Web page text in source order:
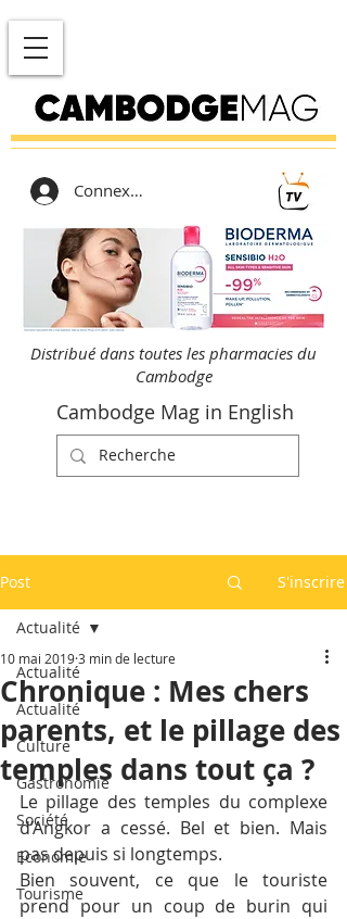
Connexion
Distribué dans toutes les pharmacies du
Cambodge
Cambodge Mag in English
Post S'inscrire
Actualité
Actualité
Culture
Gastronomie
Société
Economie
Tourisme
Actualité
Chronique : Mes chers
parents, et le pillage des
temples dans tout ça ?
10 mai 20193 min de lecture
Le pillage des temples du complexe
d’Angkor a cessé. Bel et bien. Mais
pas depuis si longtemps.
Bien souvent, ce que le touriste
prend pour un coup de burin qui